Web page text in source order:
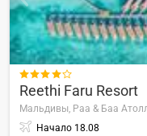

Reethi Faru Resort
Мальдивы, Раа & Баа
Начало 18.08